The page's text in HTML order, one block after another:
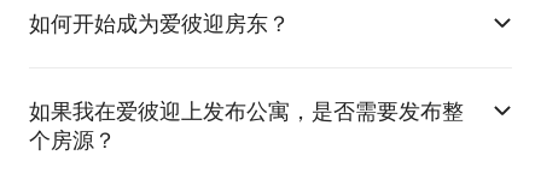
如何开始成为爱彼迎房东？
如果我在爱彼迎上发布公寓，是否需要发布整
个房源？